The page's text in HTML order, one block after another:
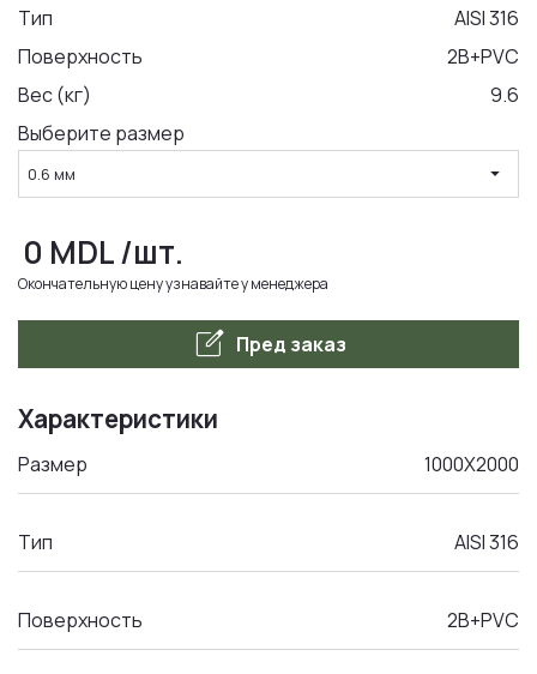
LA COMANDA
Тип
AISI 316
Поверхность
2B+PVC
Вес (кг)
9.6
Выберите размер
0.6 мм arrow_drop_down
0 MDL/шт.
Окончательную цену узнавайте у менеджера
edit_square Пред заказ
Характеристики
Размер 1000Х2000
Тип AISI 316
Поверхность 2B+PVC